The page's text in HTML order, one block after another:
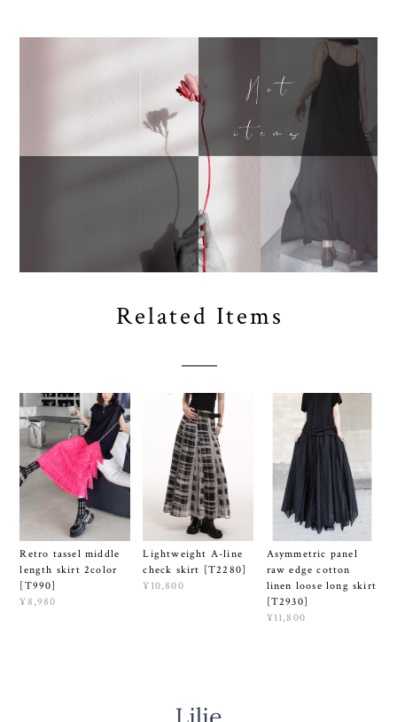
Related Items
Retro tassel middle
length skirt 2color
[T990]
¥8,980
Lightweight A-line
check skirt [T2280]
¥10,800
Asymmetric panel
raw edge cotton
linen loose long skirt
[T2930]
¥11,800